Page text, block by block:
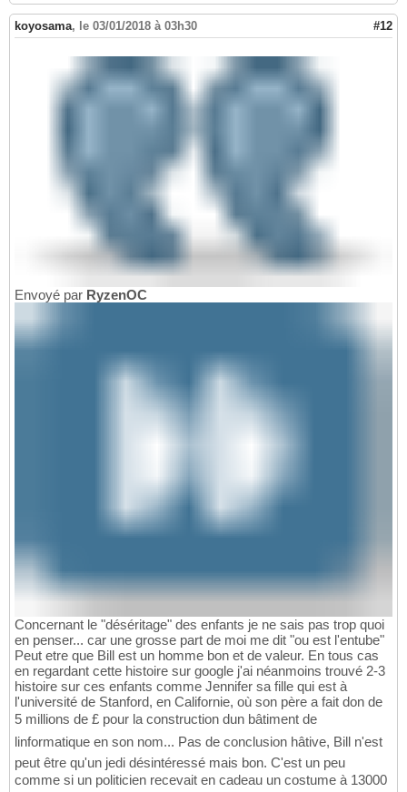
koyosama, le 03/01/2018 à 03h30 #12
Envoyé par RyzenOC
Concernant le "déséritage" des enfants je ne sais pas trop quoi
en penser... car une grosse part de moi me dit "ou est l'entube"
Peut etre que Bill est un homme bon et de valeur. En tous cas
en regardant cette histoire sur google j'ai néanmoins trouvé 2-3
histoire sur ces enfants comme Jennifer sa fille qui est à
l'université de Stanford, en Californie, où son père a fait don de
5 millions de £ pour la construction dun bâtiment de
linformatique en son nom... Pas de conclusion hâtive, Bill n'est
peut être qu'un jedi désintéressé mais bon. C'est un peu
comme si un politicien recevait en cadeau un costume à 13000